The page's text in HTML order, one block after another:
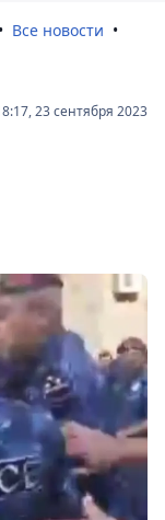
Все новости
23 сентября 2023